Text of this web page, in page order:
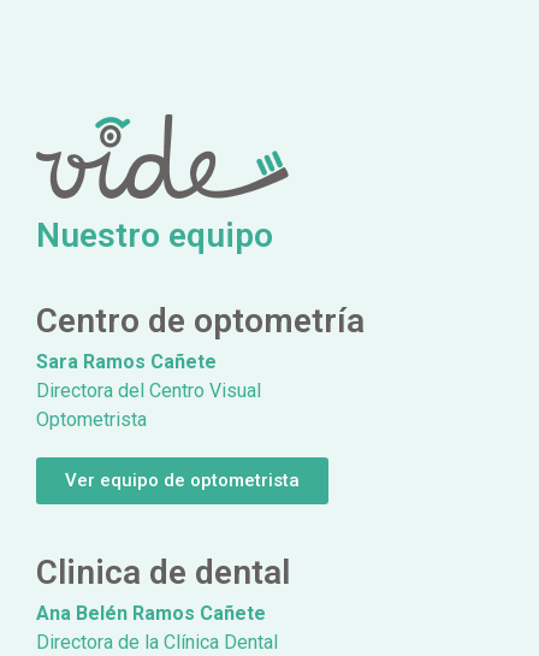
Nuestro equipo
Centro de optometría
Sara Ramos Cañete
Directora del Centro Visual
Optometrista
Ver equipo de optometrista
Clinica de dental
Ana Belén Ramos Cañete
Directora de la Clínica Dental